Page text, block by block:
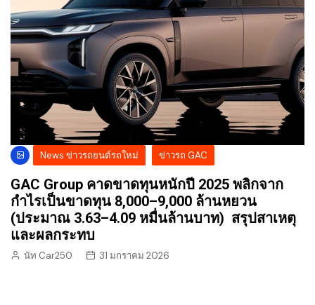
News ข่าวรถยนต์รถใหม่ ข่าวรถ GAC
GAC Group คาดขาดทุนหนักปี 2025 พลิกจาก
กำไรเป็นขาดทุน 8,000–9,000 ล้านหยวน
(ประมาณ 3.63–4.09 หมื่นล้านบาท) สรุปสาเหตุ
และผลกระทบ
นัท Car250 31 มกราคม 2026